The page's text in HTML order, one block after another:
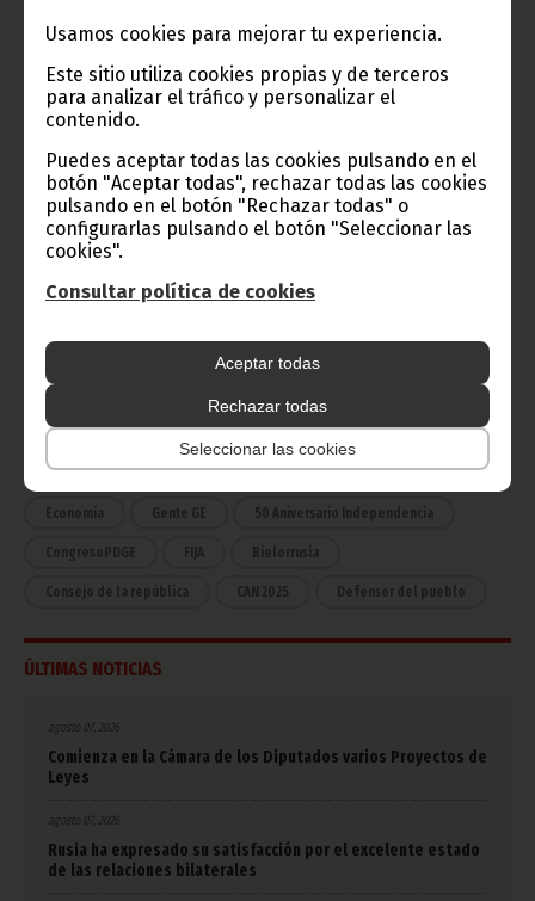
Usamos cookies para mejorar tu experiencia.
Este sitio utiliza cookies propias y de terceros
para analizar el tráfico y personalizar el
contenido.
Puedes aceptar todas las cookies pulsando en el
botón "Aceptar todas", rechazar todas las cookies
pulsando en el botón "Rechazar todas" o
configurarlas pulsando el botón "Seleccionar las
cookies".
Consultar política de cookies
Aceptar todas
Rechazar todas
Seleccionar las cookies
TVGE
Radio Nacional de Guinea
Ecuatorial
Haz click aquí para escuchar ahora
Noticias Gobierno
Presidencia
África
Deportes Vicepresidencia
COVID-19 Cultura Estadísticas CAN 2015
Economía Gente GE 50 Aniversario Independencia
CongresoPDGE FIJA Bielorrusia
Consejo de la república CAN 2025 Defensor del pueblo
ÚLTIMAS NOTICIAS
agosto 07, 2026
Comienza en la Cámara de los Diputados varios Proyectos de
Leyes
agosto 07, 2026
Rusia ha expresado su satisfacción por el excelente estado
de las relaciones bilaterales